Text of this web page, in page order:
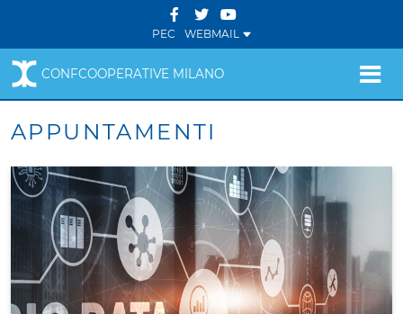
PEC WEBMAIL
CONFCOOPERATIVE MILANO
APPUNTAMENTI